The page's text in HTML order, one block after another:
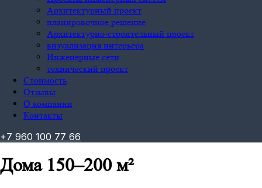
Архитектурный проект
планировочное решение
Архитектурно-строительный проект
визуализация интерьера
Инженерные сети
технический проект
Стоимость
Отзывы
О компании
Контакты
+7 960 100 77 66
Дома 150–200 м²